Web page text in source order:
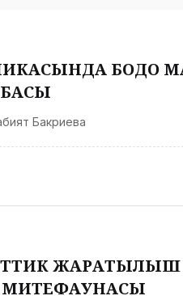
БОДО
Бакриева
ЖАРАТЫЛЫШ